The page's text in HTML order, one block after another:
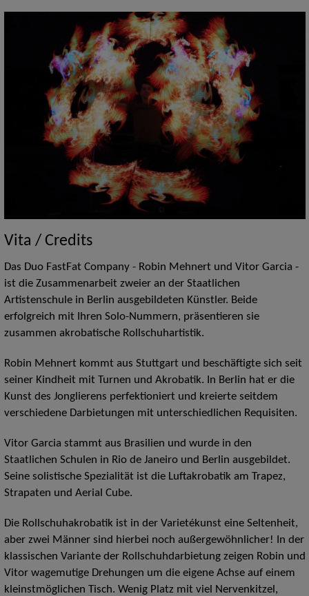
Vita / Credits
Das Duo FastFat Company - Robin Mehnert und Vitor Garcia -
ist die Zusammenarbeit zweier an der Staatlichen
Artistenschule in Berlin ausgebildeten Künstler. Beide
erfolgreich mit Ihren Solo-Nummern, präsentieren sie
zusammen akrobatische Rollschuhartistik.
Robin Mehnert kommt aus Stuttgart und beschäftigte sich seit
seiner Kindheit mit Turnen und Akrobatik. In Berlin hat er die
Kunst des Jonglierens perfektioniert und kreierte seitdem
verschiedene Darbietungen mit unterschiedlichen Requisiten.
Vitor Garcia stammt aus Brasilien und wurde in den
Staatlichen Schulen in Rio de Janeiro und Berlin ausgebildet.
Seine solistische Spezialität ist die Luftakrobatik am Trapez,
Strapaten und Aerial Cube.
Die Rollschuhakrobatik ist in der Varietékunst eine Seltenheit,
aber zwei Männer sind hierbei noch außergewöhnlicher! In der
klassischen Variante der Rollschuhdarbietung zeigen Robin und
Vitor wagemutige Drehungen um die eigene Achse auf einem
kleinstmöglichen Tisch. Wenig Platz mit viel Nervenkitzel,